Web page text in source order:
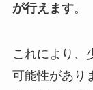
が行えます。
これにより、
可能性があり